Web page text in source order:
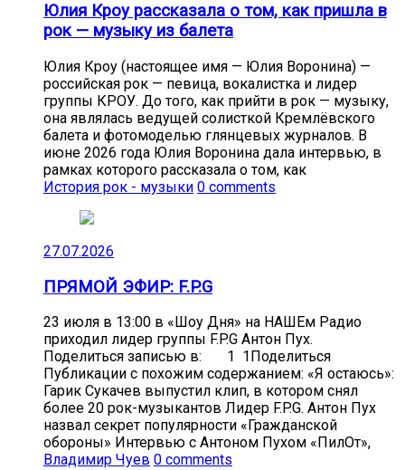
Юлия Кроу рассказала о том, как пришла в
рок — музыку из балета
Юлия Кроу (настоящее имя — Юлия Воронина) —
российская рок — певица, вокалистка и лидер
группы КРОУ. До того, как прийти в рок — музыку,
она являлась ведущей солисткой Кремлёвского
балета и фотомоделью глянцевых журналов. В
июне 2026 года Юлия Воронина дала интервью, в
рамках которого рассказала о том, как
История рок - музыки 0 comments
27.07.2026
ПРЯМОЙ ЭФИР: F.P.G
23 июля в 13:00 в «Шоу Дня» на НАШЕм Радио
приходил лидер группы F.P.G Антон Пух.
Поделиться записью в: 1 1Поделиться
Публикации с похожим содержанием: «Я остаюсь»:
Гарик Сукачев выпустил клип, в котором снял
более 20 рок-музыкантов Лидер F.P.G. Антон Пух
назвал секрет популярности «Гражданской
обороны» Интервью с Антоном Пухом «ПилОт»,
Владимир Чуев 0 comments